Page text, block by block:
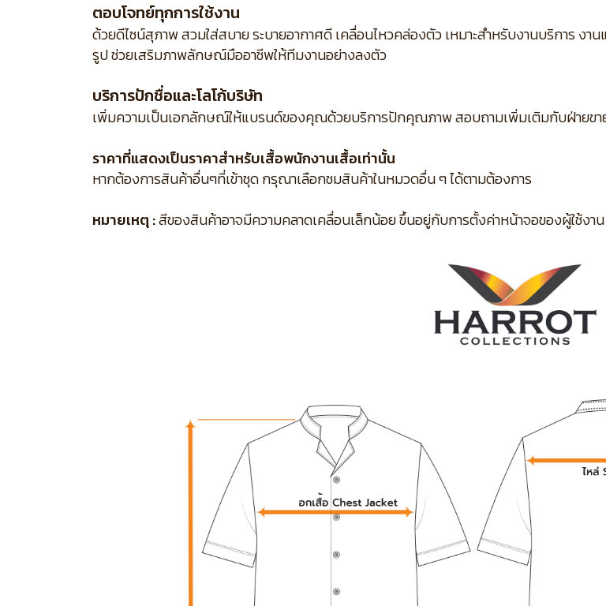
ตอบโจทย์ทุกการใช้งาน
ด้วยดีไซน์สุภาพ สวมใส่สบาย ระบายอากาศดี เคลื่อนไหวคล่องตัว เหมาะสำหรับงานบริการ ง
รูป ช่วยเสริมภาพลักษณ์มืออาชีพให้ทีมงานอย่างลงตัว
บริการปักชื่อและโลโก้บริษัท
เพิ่มความเป็นเอกลักษณ์ให้แบรนด์ของคุณด้วยบริการปักคุณภาพ สอบถามเพิ่มเติมกับฝ่ายขา
ราคาที่แสดงเป็นราคาสำหรับเสื้อพนักงานเสื้อเท่านั้น
หากต้องการสินค้าอื่นๆที่เข้าชุด กรุณาเลือกชมสินค้าในหมวดอื่น ๆ ได้ตามต้องการ
หมายเหตุ :สีของสินค้าอาจมีความคลาดเคลื่อนเล็กน้อย ขึ้นอยู่กับการตั้งค่าหน้าจอของผู้ใช้งาน